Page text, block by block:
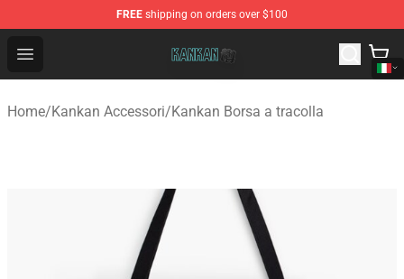
FREE shipping on orders over $100
Open menu
Kankan Store - Official Kankan Merchandise Shop
Home/Kankan Accessori/Kankan Borsa a tracolla